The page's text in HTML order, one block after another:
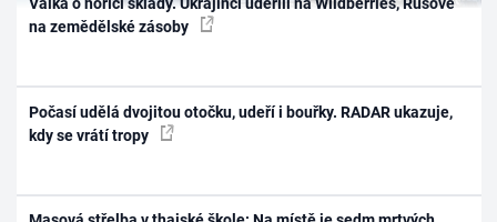
Válka o hořící sklady. Ukrajinci udeřili na Wildberries, Rusové
na zemědělské zásoby
Počasí udělá dvojitou otočku, udeří i bouřky. RADAR ukazuje,
kdy se vrátí tropy